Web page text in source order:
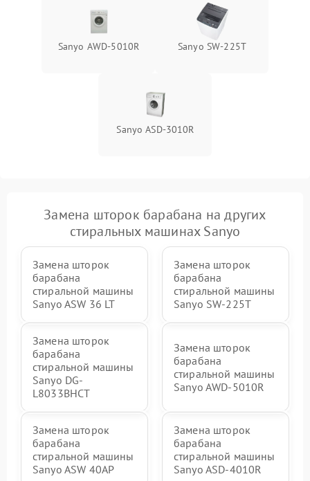
Sanyo AWD-5010R Sanyo SW-225T
Sanyo ASD-3010R
Замена шторок барабана на других
стиральных машинах Sanyo
Замена шторок
барабана
стиральной машины
Sanyo ASW 36 LT
Замена шторок
барабана
стиральной машины
Sanyo SW-225T
Замена шторок
барабана
стиральной машины
Sanyo DG-
L8033BHCT
Замена шторок
барабана
стиральной машины
Sanyo AWD-5010R
Замена шторок
барабана
стиральной машины
Sanyo ASW 40AP
Замена шторок
барабана
стиральной машины
Sanyo ASD-4010R